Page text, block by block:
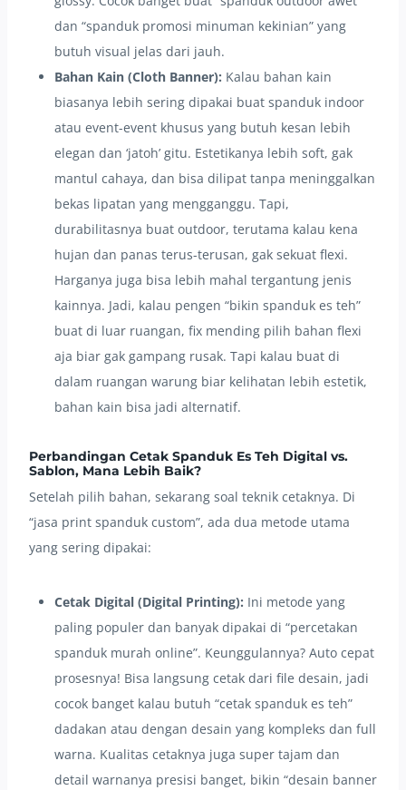
dan “spanduk promosi minuman kekinian” yang
butuh visual jelas dari jauh.
Bahan Kain (Cloth Banner): Kalau bahan kain
biasanya lebih sering dipakai buat spanduk indoor
atau event-event khusus yang butuh kesan lebih
elegan dan ‘jatoh’ gitu. Estetikanya lebih soft, gak
mantul cahaya, dan bisa dilipat tanpa meninggalkan
bekas lipatan yang mengganggu. Tapi,
durabilitasnya buat outdoor, terutama kalau kena
hujan dan panas terus-terusan, gak sekuat flexi.
Harganya juga bisa lebih mahal tergantung jenis
kainnya. Jadi, kalau pengen “bikin spanduk es teh”
buat di luar ruangan, fix mending pilih bahan flexi
aja biar gak gampang rusak. Tapi kalau buat di
dalam ruangan warung biar kelihatan lebih estetik,
bahan kain bisa jadi alternatif.
Perbandingan Cetak Spanduk Es Teh Digital vs.
Sablon, Mana Lebih Baik?
Setelah pilih bahan, sekarang soal teknik cetaknya. Di
“jasa print spanduk custom”, ada dua metode utama
yang sering dipakai:
Cetak Digital (Digital Printing): Ini metode yang
paling populer dan banyak dipakai di “percetakan
spanduk murah online”. Keunggulannya? Auto cepat
prosesnya! Bisa langsung cetak dari file desain, jadi
cocok banget kalau butuh “cetak spanduk es teh”
dadakan atau dengan desain yang kompleks dan full
warna. Kualitas cetaknya juga super tajam dan
detail warnanya presisi banget, bikin “desain banner